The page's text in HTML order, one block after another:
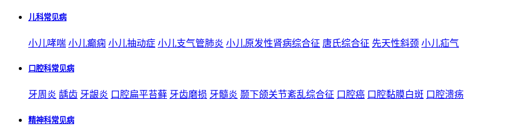
儿科常见病
小儿哮喘 小儿癫痫 小儿抽动症 小儿支气管肺炎 小儿原发性肾病综合征 唐氏综合征 先天性斜颈 小儿疝气
口腔科常见病
牙周炎 龋齿 牙龈炎 口腔扁平苔藓 牙齿磨损 牙髓炎 颞下颌关节紊乱综合征 口腔癌 口腔黏膜白斑 口腔溃疡
精神科常见病